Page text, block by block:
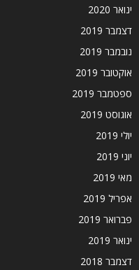
ינואר 2020
דצמבר 2019
נובמבר 2019
אוקטובר 2019
ספטמבר 2019
אוגוסט 2019
יולי 2019
יוני 2019
מאי 2019
אפריל 2019
פברואר 2019
ינואר 2019
דצמבר 2018